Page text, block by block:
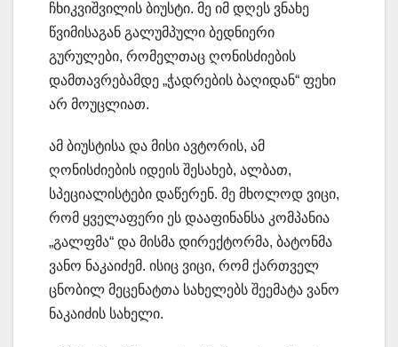
ჩხიკვიშვილის ბიუსტი. მე იმ დღეს ვნახე
წვიმისაგან გალუმპული ბედნიერი
გურულები, რომელთაც ღონისძიების
დამთავრებამდე „ჭადრების ბაღიდან“ ფეხი
არ მოუცლიათ.
ამ ბიუსტისა და მისი ავტორის, ამ
ღონისძიების იდეის შესახებ, ალბათ,
სპეციალისტები დაწერენ. მე მხოლოდ ვიცი,
რომ ყველაფერი ეს დააფინანსა კომპანია
„გალფმა“ და მისმა დირექტორმა, ბატონმა
ვანო ნაკაიძემ. ისიც ვიცი, რომ ქართველ
ცნობილ მეცენატთა სახელებს შეემატა ვანო
ნაკაიძის სახელი.